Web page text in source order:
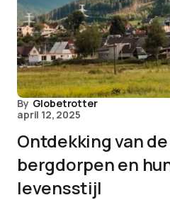
By Globetrotter
april 12, 2025
Ontdekking van
bergdorpen en
levensstijl